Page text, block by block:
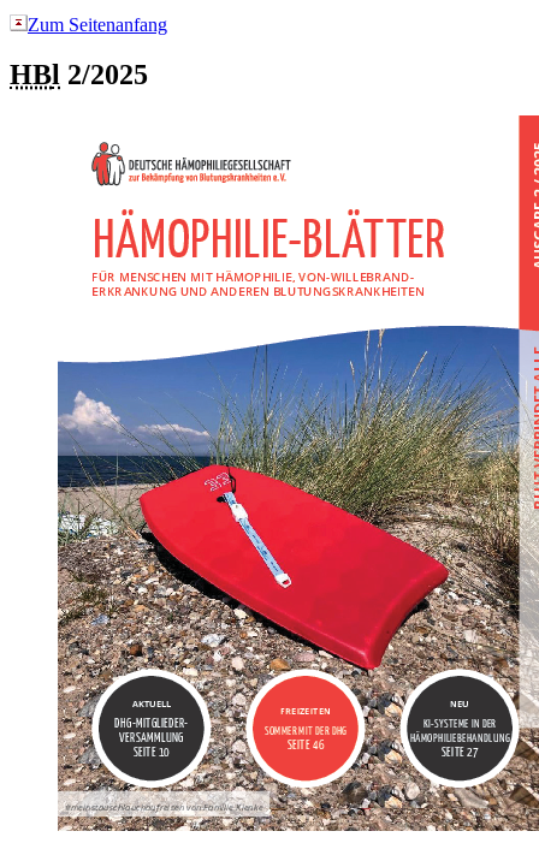
Zum Seitenanfang
HBl 2/2025